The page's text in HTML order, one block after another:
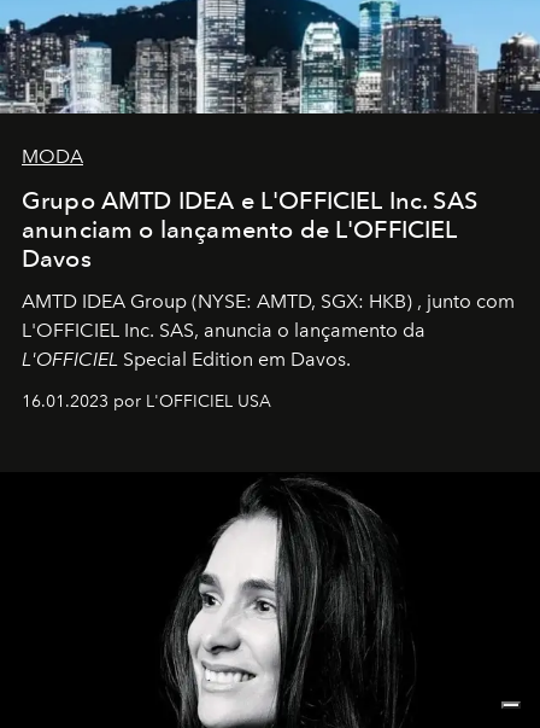
MODA
Grupo AMTD IDEA e L'OFFICIEL Inc. SAS
anunciam o lançamento de L'OFFICIEL
Davos
AMTD IDEA Group (NYSE: AMTD, SGX: HKB) , junto com
L'OFFICIEL Inc. SAS, anuncia o lançamento da
L'OFFICIEL Special Edition em Davos.
16.01.2023 por L'OFFICIEL USA